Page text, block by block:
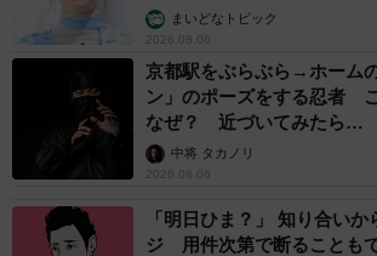
まいどなトピック
2026.08.06
京都駅をぶらぶら→ホーム
ン」のポーズをする忍者
なぜ？ 近づいてみたら…
未熟」中将 タカノリ
2026.08.06
「明日ひま？」 知り合い
ジ 用件次第で断ることも